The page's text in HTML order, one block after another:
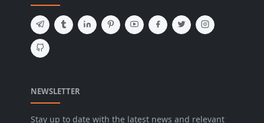
NEWSLETTER
Stay up to date with the latest news and relevant